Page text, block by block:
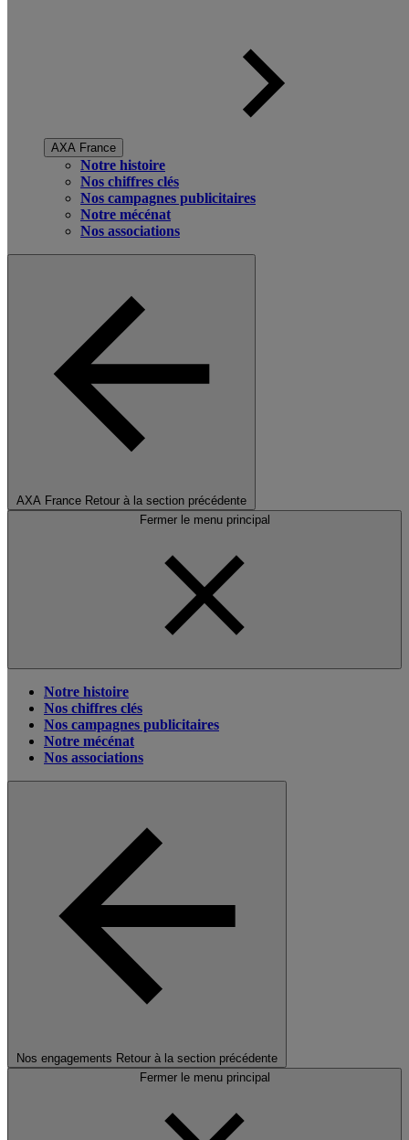
AXA France
Notre histoire
Nos chiffres clés
Nos campagnes publicitaires
Notre mécénat
Nos associations
AXA France Retour à la section précédente
Fermer le menu principal
Notre histoire
Nos chiffres clés
Nos campagnes publicitaires
Notre mécénat
Nos associations
Nos engagements Retour à la section précédente
Fermer le menu principal